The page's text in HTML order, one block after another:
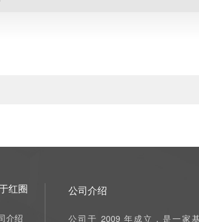
红圈
介绍
公司介绍
公司于 2009 年成立，是一家